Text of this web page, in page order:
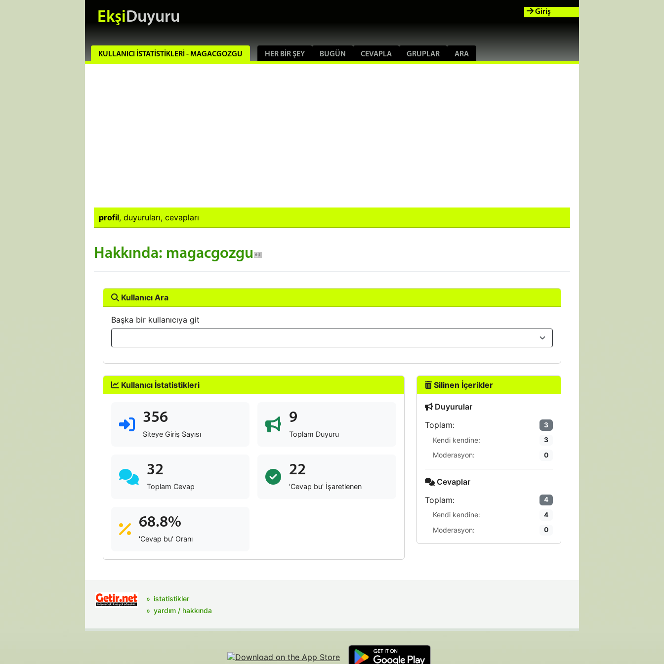
EkşiDuyuru
KULLANICI İSTATISTIKLERI - MAGACGOZGU HER BIR ŞEY BUGÜN CEVAPLA GRUPLAR ARA
Giriş
profil, duyuruları, cevapları
Hakkında: magacgozgu
Kullanıcı Ara
Başka bir kullanıcıya git
Kullanıcı İstatistikleri
356
Siteye Giriş Sayısı
9
Toplam Duyuru
32
Toplam Cevap
22
'Cevap bu' İşaretlenen
68.8%
'Cevap bu' Oranı
Silinen İçerikler
Duyurular
Toplam:
3
Kendi kendine: 3
Moderasyon: 0
Cevaplar
Toplam:
4
Kendi kendine: 4
Moderasyon: 0
istatistikler
yardım / hakkında